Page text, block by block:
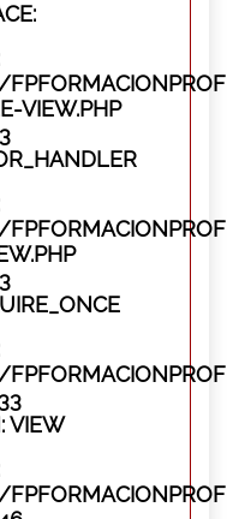
VIEW.PHP
VIEW